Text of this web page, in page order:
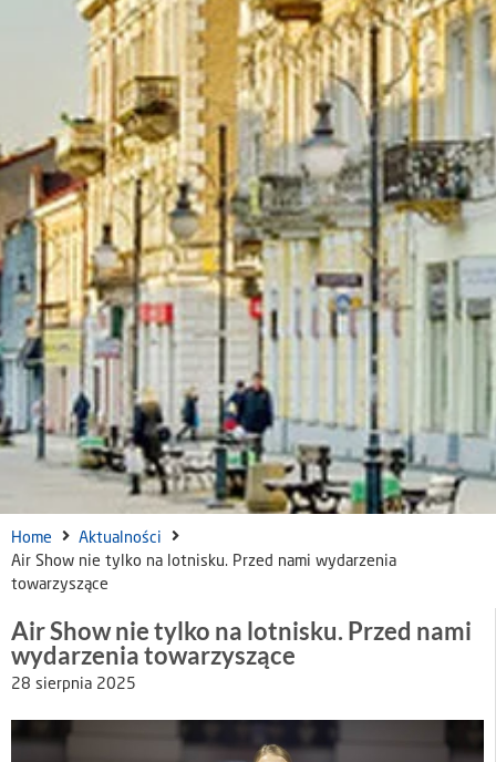
Home
Aktualności
Air Show nie tylko na lotnisku. Przed nami wydarzenia
towarzyszące
Air Show nie tylko na lotnisku. Przed nami
wydarzenia towarzyszące
28 sierpnia 2025